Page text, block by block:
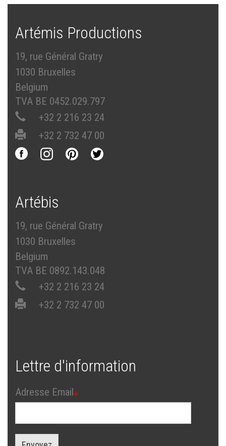
Artémis Productions
19, rue Général Gratry
1030 Bruxelles
Belgium
TVA BE 0452.029.797
+32 2 216 23 24
+32 2 732 47 00
Artébis
19, rue Général Gratry
1030 Bruxelles
Belgium
TVA BE 0892.143.048
+32 2 216 23 24
+32 2 732 47 00
Lettre d'information
Adresse Email